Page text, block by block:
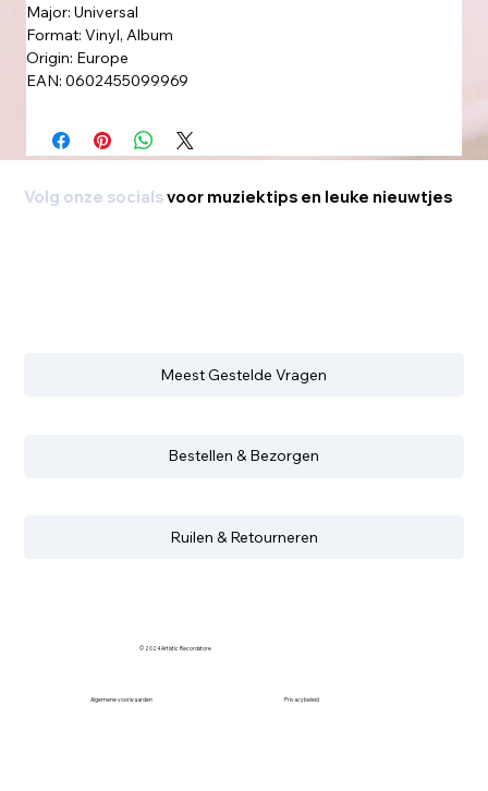
Major: Universal
Format: Vinyl, Album
Origin: Europe
EAN: 0602455099969
Volg onze socialsvoor muziektips en leuke nieuwtjes
Meest Gestelde Vragen
Bestellen & Bezorgen
Ruilen & Retourneren
Algemene voorwaarden Privacybeleid
© 2024 Artistic Recordstore